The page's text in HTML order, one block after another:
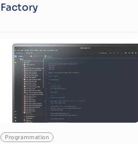
Factory
Programmation